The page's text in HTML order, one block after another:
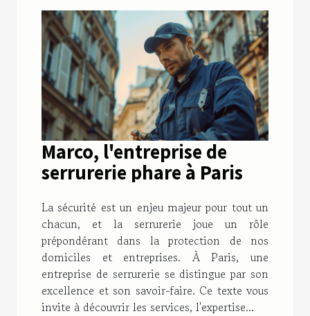
Marco, l'entreprise de
serrurerie phare à Paris
La sécurité est un enjeu majeur pour tout un
chacun, et la serrurerie joue un rôle
prépondérant dans la protection de nos
domiciles et entreprises. À Paris, une
entreprise de serrurerie se distingue par son
excellence et son savoir-faire. Ce texte vous
invite à découvrir les services, l'expertise...